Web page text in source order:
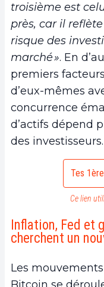
troisième est
près, car il
risque des
marché ». En
premiers
d’eux-mêmes
concurrence
d’actifs dépend
des investisseurs.
Tes
Ce lien
Inflation, Fed et
cherchent un
Les